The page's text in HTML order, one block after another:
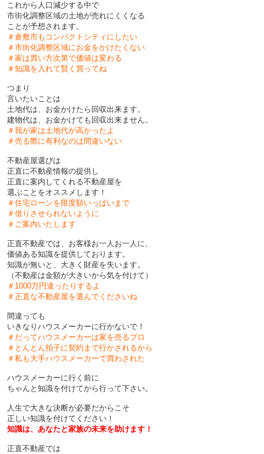
これから人口減少する中で
市街化調整区域の土地が売れにくくなる
ことが予想されます。
＃倉敷市もコンパクトシティにしたい
＃市街化調整区域にお金をかけたくない
＃家は買い方次第で価値は変わる
＃知識を入れて賢く買ってね
つまり
言いたいことは
土地代は、お金かけたら回収出来ます。
建物代は、お金かけても回収出来ません。
＃我が家は土地代が高かったよ
＃売る際に有利なのは間違いない
不動産屋選びは
正直に不動産情報の提供し
正直に案内してくれる不動産屋を
選ぶことをオススメします！
＃住宅ローンを限度額いっぱいまで
＃借りさせられないように
＃ご案内いたします
正直不動産では、お客様お一人お一人に、
価値ある知識を提供しております。
知識が無いと、大きく財産を失います。
（不動産は金額が大きいから気を付けて）
＃1000万円違ったりするよ
＃正直な不動産屋を選んでくださいね
間違っても
いきなりハウスメーカーに行かないで！
＃だってハウスメーカーは家を売るプロ
＃とんとん拍子に契約まで行かされるから
＃私も大手ハウスメーカーで買わされた
ハウスメーカーに行く前に
ちゃんと知識を付けてから行って下さい。
人生で大きな決断が必要だからこそ
正しい知識を付けてください！
知識は、あなたと家族の未来を助けます！
正直不動産では